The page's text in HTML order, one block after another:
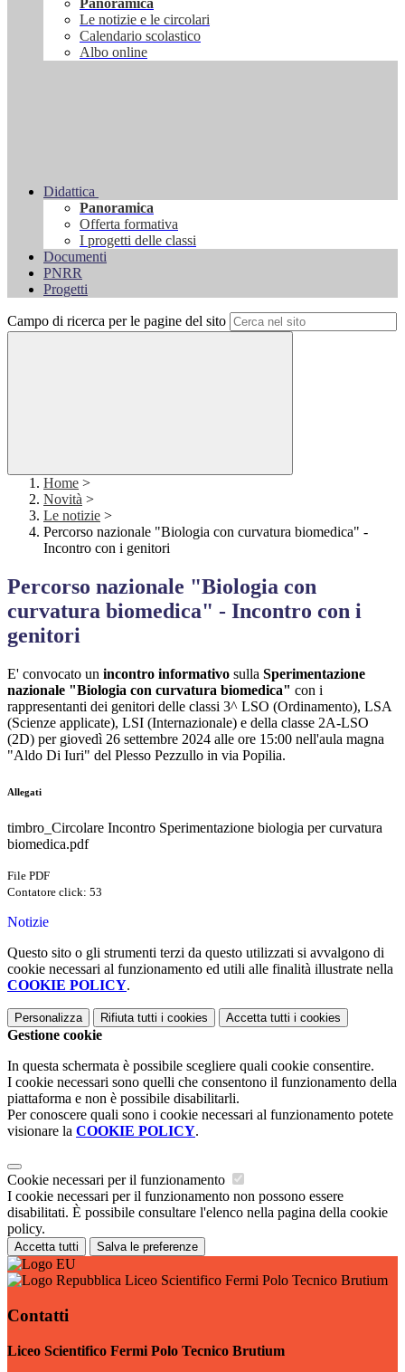
Panoramica
Le notizie e le circolari
Calendario scolastico
Albo online
Didattica
Panoramica
Offerta formativa
I progetti delle classi
Documenti
PNRR
Progetti
Campo di ricerca per le pagine del sito
Home >
Novità >
Le notizie >
Percorso nazionale "Biologia con curvatura biomedica" -
Incontro con i genitori
Percorso nazionale "Biologia con
curvatura biomedica" - Incontro con i
genitori
E' convocato un incontro informativo sulla Sperimentazione
nazionale "Biologia con curvatura biomedica" con i
rappresentanti dei genitori delle classi 3^ LSO (Ordinamento), LSA
(Scienze applicate), LSI (Internazionale) e della classe 2A-LSO
(2D) per giovedì 26 settembre 2024 alle ore 15:00 nell'aula magna
"Aldo Di Iuri" del Plesso Pezzullo in via Popilia.
Allegati
timbro_Circolare Incontro Sperimentazione biologia per curvatura
biomedica.pdf
File PDF
Contatore click: 53
Notizie
Questo sito o gli strumenti terzi da questo utilizzati si avvalgono di
cookie necessari al funzionamento ed utili alle finalità illustrate nella
COOKIE POLICY.
Personalizza Rifiuta tutti i cookies Accetta tutti i cookies
Gestione cookie
In questa schermata è possibile scegliere quali cookie consentire.
I cookie necessari sono quelli che consentono il funzionamento della
piattaforma e non è possibile disabilitarli.
Per conoscere quali sono i cookie necessari al funzionamento potete
visionare la COOKIE POLICY.
Cookie necessari per il funzionamento
I cookie necessari per il funzionamento non possono essere
disabilitati. È possibile consultare l'elenco nella pagina della cookie
policy.
Accetta tutti Salva le preferenze
Liceo Scientifico Fermi Polo Tecnico Brutium
Contatti
Liceo Scientifico Fermi Polo Tecnico Brutium